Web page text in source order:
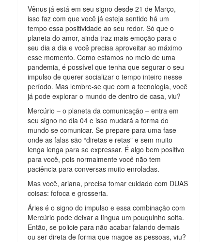
Vênus já está em seu signo desde 21 de Março,
isso faz com que você já esteja sentido há um
tempo essa positividade ao seu redor. Só que o
planeta do amor, ainda traz mais emoção para o
seu dia a dia e você precisa aproveitar ao máximo
esse momento. Como estamos no meio de uma
pandemia, é possível que tenha que segurar o seu
impulso de querer socializar o tempo inteiro nesse
período. Mas lembre-se que com a tecnologia, você
já pode explorar o mundo de dentro de casa, viu?
Mercúrio – o planeta da comunicação – entra em
seu signo no dia 04 e isso mudará a forma do
mundo se comunicar. Se prepare para uma fase
onde as falas são “diretas e retas” e sem muito
lenga lenga para se expressar. É algo bem positivo
para você, pois normalmente você não tem
paciência para conversas muito enroladas.
Mas você, ariana, precisa tomar cuidado com DUAS
coisas: fofoca e grosseria.
Áries é o signo do impulso e essa combinação com
Mercúrio pode deixar a língua um pouquinho solta.
Então, se policie para não acabar falando demais
ou ser direta de forma que magoe as pessoas, viu?